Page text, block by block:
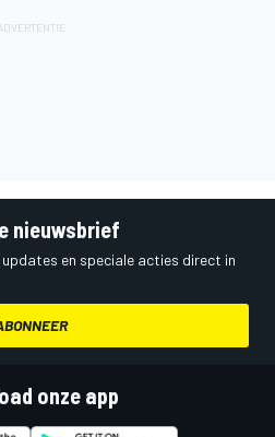
nieuwsbrief
en speciale acties direct in
onze app